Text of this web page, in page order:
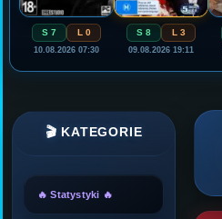
S 7 L 0
10.08.2026 07:30
S 8 L 3
09.08.2026 19:11
🎬 KATEGORIE
🔥 Statystyki 🔥